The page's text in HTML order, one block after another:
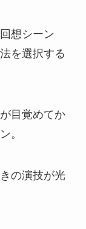
想シーン
を選択する
目覚めてか
。
の演技が光